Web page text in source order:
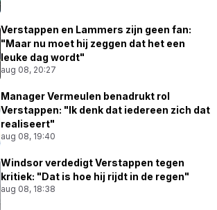
Verstappen en Lammers zijn geen fan:
"Maar nu moet hij zeggen dat het een
leuke dag wordt"
aug 08, 20:27
Manager Vermeulen benadrukt rol
Verstappen: "Ik denk dat iedereen zich dat
realiseert"
aug 08, 19:40
Windsor verdedigt Verstappen tegen
kritiek: "Dat is hoe hij rijdt in de regen"
aug 08, 18:38